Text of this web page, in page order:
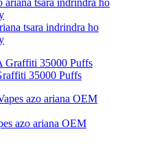
tsara indrindra ho
35000 Puffs
azo ariana OEM